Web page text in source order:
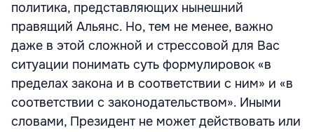
политика, представляющих нынешний
правящий Альянс. Но, тем не менее, важно
даже в этой сложной и стрессовой для Вас
ситуации понимать суть формулировок «в
пределах закона и в соответствии с ним» и «в
соответствии с законодательством». Иными
словами, Президент не может действовать или